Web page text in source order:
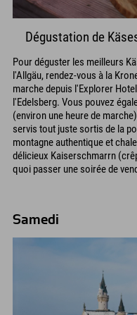
Dégustation de
Pour déguster les meilleurs
l'Allgäu, rendez-vous à la
marche depuis l'Explorer
l'Edelsberg. Vous pouvez
(environ une heure de
servis tout juste sortis de la
montagne authentique et
délicieux Kaiserschmarrn
quoi passer une soirée de
Samedi